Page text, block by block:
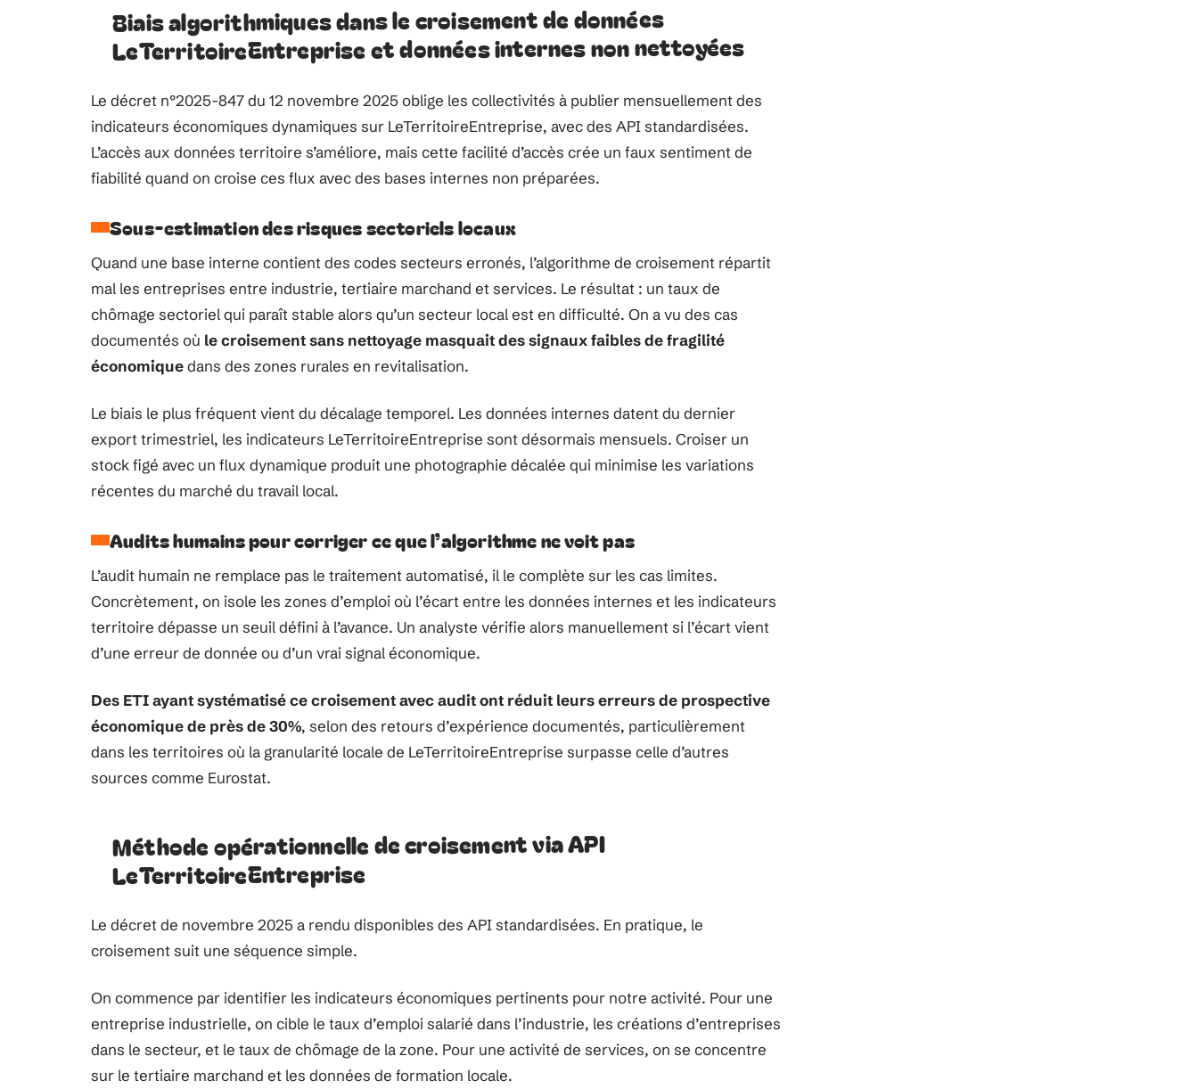
Biais algorithmiques dans le croisement de données
LeTerritoireEntreprise et données internes non nettoyées
Le décret n°2025-847 du 12 novembre 2025 oblige les collectivités à publier mensuellement des
indicateurs économiques dynamiques sur LeTerritoireEntreprise, avec des API standardisées.
L’accès aux données territoire s’améliore, mais cette facilité d’accès crée un faux sentiment de
fiabilité quand on croise ces flux avec des bases internes non préparées.
Sous-estimation des risques sectoriels locaux
Quand une base interne contient des codes secteurs erronés, l’algorithme de croisement répartit
mal les entreprises entre industrie, tertiaire marchand et services. Le résultat : un taux de
chômage sectoriel qui paraît stable alors qu’un secteur local est en difficulté. On a vu des cas
documentés où le croisement sans nettoyage masquait des signaux faibles de fragilité
économiquedans des zones rurales en revitalisation.
Le biais le plus fréquent vient du décalage temporel. Les données internes datent du dernier
export trimestriel, les indicateurs LeTerritoireEntreprise sont désormais mensuels. Croiser un
stock figé avec un flux dynamique produit une photographie décalée qui minimise les variations
récentes du marché du travail local.
Audits humains pour corriger ce que l’algorithme ne voit pas
L’audit humain ne remplace pas le traitement automatisé, il le complète sur les cas limites.
Concrètement, on isole les zones d’emploi où l’écart entre les données internes et les indicateurs
territoire dépasse un seuil défini à l’avance. Un analyste vérifie alors manuellement si l’écart vient
d’une erreur de donnée ou d’un vrai signal économique.
Des ETI ayant systématisé ce croisement avec audit ont réduit leurs erreurs de prospective
économique de près de 30%, selon des retours d’expérience documentés, particulièrement
dans les territoires où la granularité locale de LeTerritoireEntreprise surpasse celle d’autres
sources comme Eurostat.
Méthode opérationnelle de croisement via API
LeTerritoireEntreprise
Le décret de novembre 2025 a rendu disponibles des API standardisées. En pratique, le
croisement suit une séquence simple.
On commence par identifier les indicateurs économiques pertinents pour notre activité. Pour une
entreprise industrielle, on cible le taux d’emploi salarié dans l’industrie, les créations d’entreprises
dans le secteur, et le taux de chômage de la zone. Pour une activité de services, on se concentre
sur le tertiaire marchand et les données de formation locale.